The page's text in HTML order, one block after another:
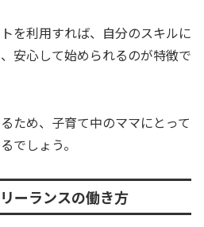
を利用すれば、自分のスキルに
安心して始められるのが特徴で
ため、子育て中のママにとって
でしょう。
ーランスの働き方